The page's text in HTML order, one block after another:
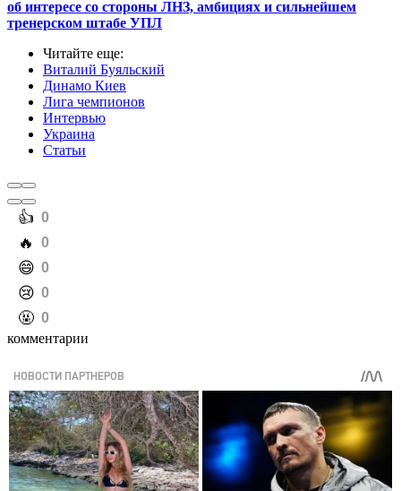
об интересе со стороны ЛНЗ, амбициях и сильнейшем
тренерском штабе УПЛ
Читайте еще:
Виталий Буяльский
Динамо Киев
Лига чемпионов
Интервью
Украина
Статьи
️👍 0
️🔥 0
️😄 0
️😢 0
️🤬 0
комментарии